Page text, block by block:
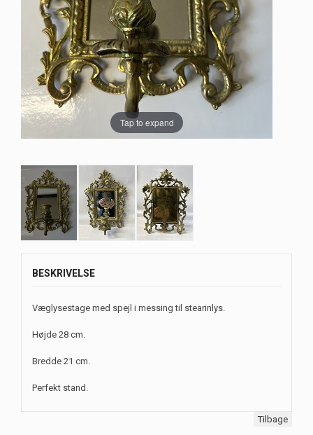
Tap to expand
BESKRIVELSE
Væglysestage med spejl i messing til stearinlys.
Højde 28 cm.
Bredde 21 cm.
Perfekt stand.
Tilbage